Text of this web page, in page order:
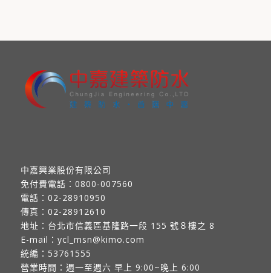
中嘉興業股份有限公司
免付費電話： 0800-007560
電話： 02-28910950
傳真： 02-28912610
地址： 台北市信義區基隆路一段 155 號８樓之 8
E-mail： ycl_msn@kimo.com
統編：53761555
營業時間：週一至週六 早上 9:00~晚上 6:00